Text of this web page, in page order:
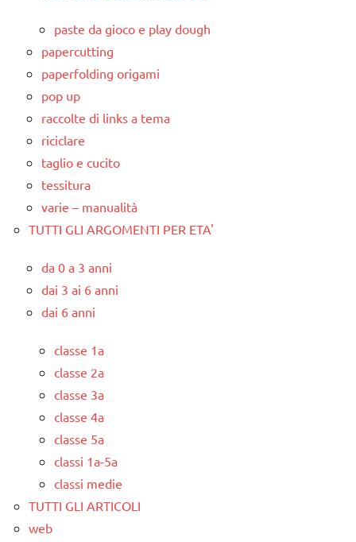
paste da gioco e play dough
papercutting
paperfolding origami
pop up
raccolte di links a tema
riciclare
taglio e cucito
tessitura
varie – manualità
TUTTI GLI ARGOMENTI PER ETA'
da 0 a 3 anni
dai 3 ai 6 anni
dai 6 anni
classe 1a
classe 2a
classe 3a
classe 4a
classe 5a
classi 1a-5a
classi medie
TUTTI GLI ARTICOLI
web